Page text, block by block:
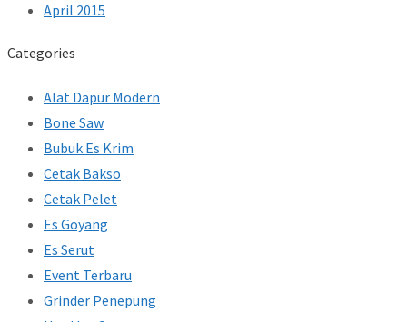
April 2015
Categories
Alat Dapur Modern
Bone Saw
Bubuk Es Krim
Cetak Bakso
Cetak Pelet
Es Goyang
Es Serut
Event Terbaru
Grinder Penepung